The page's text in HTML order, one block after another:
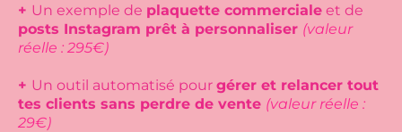
+ Un exemple de plaquette commerciale et de
posts Instagram prêt à personnaliser (valeur
réelle : 295€)
+ Un outil automatisé pour gérer et relancer tout
tes clients sans perdre de vente (valeur réelle :
29€)